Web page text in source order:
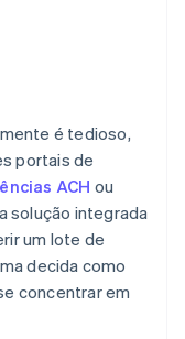
é tedioso,
portais de
ACH ou
solução integrada
um lote de
decida como
concentrar em